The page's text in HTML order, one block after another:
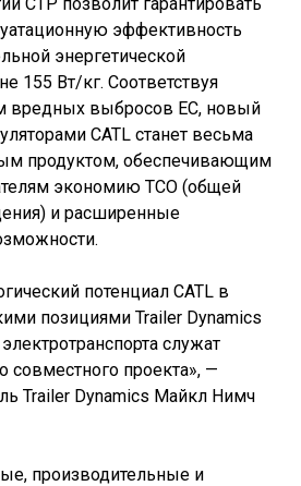
эффективность
энергетической
155 Вт/кг. Соответствуя
вредных выбросов ЕС, новый
CATL станет весьма
продуктом, обеспечивающим
экономию ТСО (общей
и расширенные
потенциал CATL в
позициями Trailer Dynamics
служат
совместного проекта», —
Trailer Dynamics Майкл Нимч
производительные и